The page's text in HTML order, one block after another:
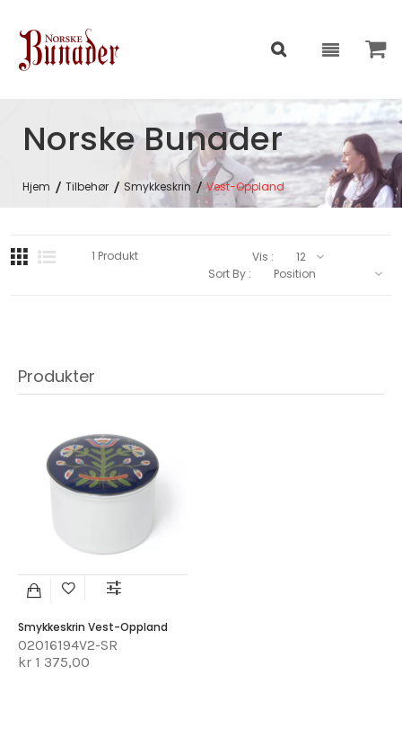
Norske Bunader
Hjem Tilbehør Smykkeskrin Vest-Oppland
Produkter
Smykkeskrin Vest-Oppland
02016194V2-SR
kr 1 375,00
1 Produkt
Vis :
Sort By :